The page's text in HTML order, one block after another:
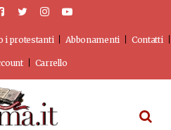
i protestanti Abbonamenti Contatti
Carrello